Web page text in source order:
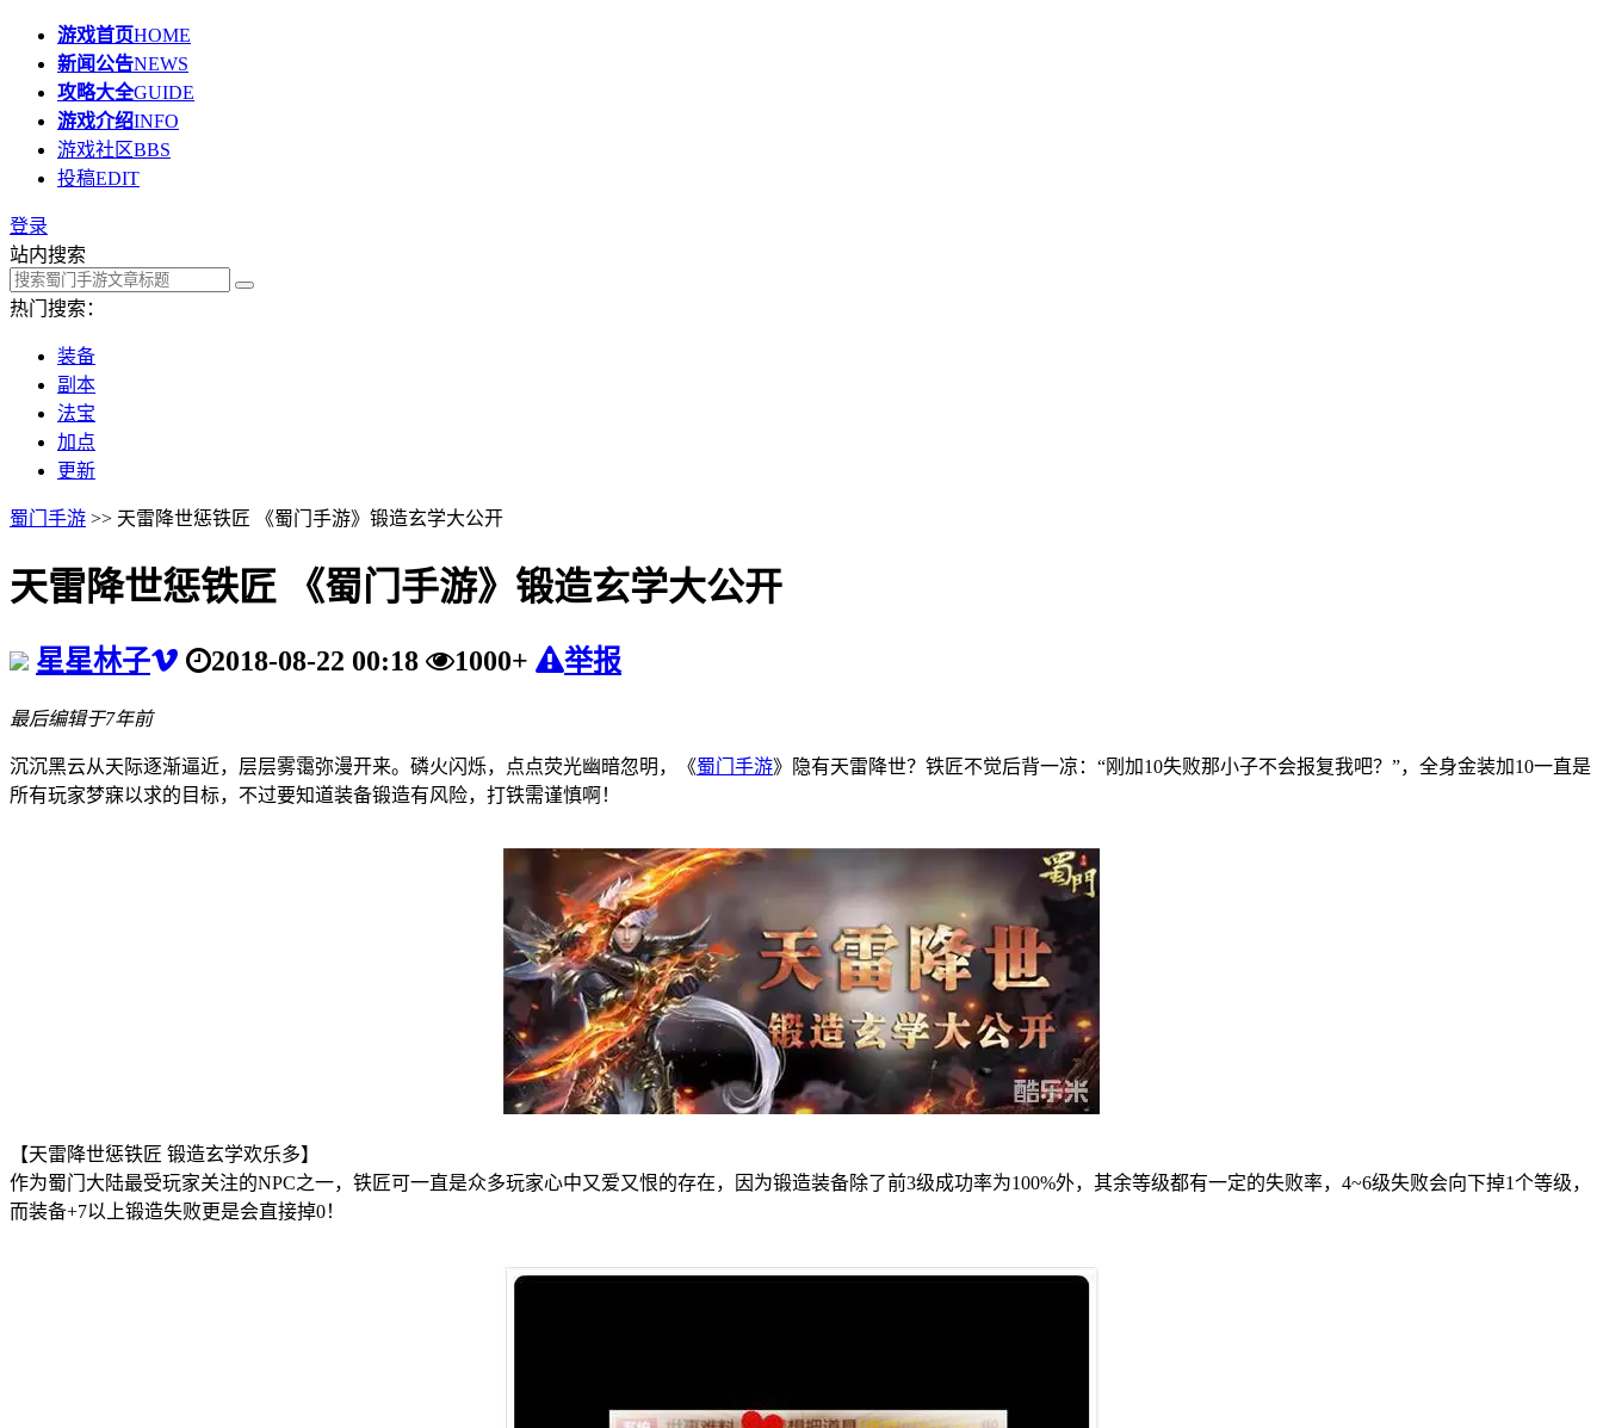
游戏首页HOME
新闻公告NEWS
攻略大全GUIDE
游戏介绍INFO
游戏社区BBS
投稿EDIT
登录
站内搜索
热门搜索：
装备
副本
法宝
加点
更新
蜀门手游 >> 天雷降世惩铁匠 《蜀门手游》锻造玄学大公开
天雷降世惩铁匠 《蜀门手游》锻造玄学大公开
星星林子 2018-08-22 00:18 1000+ 举报
最后编辑于7年前
沉沉黑云从天际逐渐逼近，层层雾霭弥漫开来。磷火闪烁，点点荧光幽暗忽明，《蜀门手游》隐有天雷降世？铁匠不觉后背一凉：“刚加10失败那小子不会报复我吧？”，全身金装加10一直是
所有玩家梦寐以求的目标，不过要知道装备锻造有风险，打铁需谨慎啊！
【天雷降世惩铁匠 锻造玄学欢乐多】
作为蜀门大陆最受玩家关注的NPC之一，铁匠可一直是众多玩家心中又爱又恨的存在，因为锻造装备除了前3级成功率为100%外，其余等级都有一定的失败率，4~6级失败会向下掉1个等级，
而装备+7以上锻造失败更是会直接掉0！